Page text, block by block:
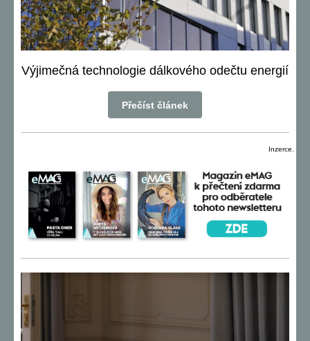
Výjimečná technologie dálkového odečtu energií
Přečíst článek
Inzerce.